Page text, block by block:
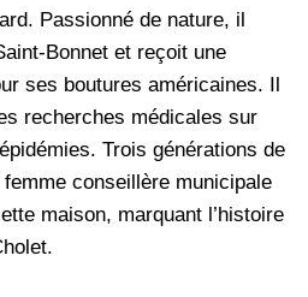
Passionné de nature, il
Bonnet et reçoit une
ses boutures américaines. Il
recherches médicales sur
Trois générations de
conseillère municipale
maison, marquant l’histoire